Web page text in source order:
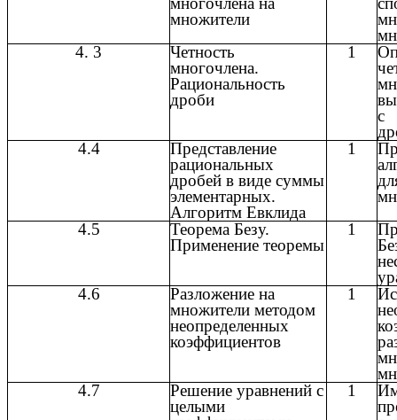
множители
4. 3
Четность
многочлена.
Рациональность
дроби
1
с
4.4
Представление
рациональных
дробей в виде суммы
элементарных.
Алгоритм Евклида
1
4.5
Теорема Безу.
Применение теоремы
1
4.6
Разложение на
множители методом
неопределенных
коэффициентов
1
4.7
Решение уравнений с
целыми
1